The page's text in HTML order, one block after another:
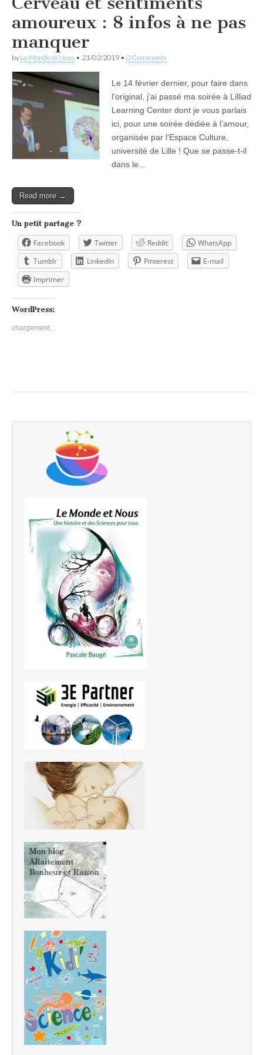
amoureux : 8 infos à ne pas
manquer
by Le Monde et Nous • 21/02/2019 • 0 Comments
Le 14 février dernier, pour faire dans
l’original, j’ai passé ma soirée à Lilliad
Learning Center dont je vous parlais
ici, pour une soirée dédiée à l’amour,
organisée par l’Espace Culture,
université de Lille ! Que se passe-t-il
dans le…
Read more →
Un petit partage ?
Facebook Twitter Reddit
WhatsApp
Tumblr
LinkedIn Pinterest
E-mail
Imprimer
WordPress:
chargement…